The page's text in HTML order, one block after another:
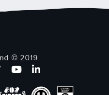
© 2019